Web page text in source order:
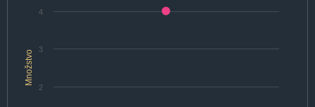
Množstvo
2
3
4